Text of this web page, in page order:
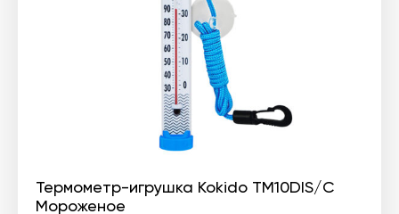
Термометр-игрушка Kokido TM10DIS/C
Мороженое